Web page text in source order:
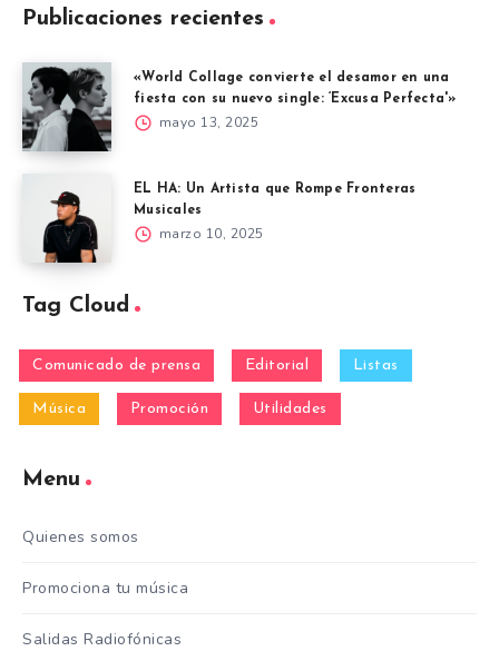
Publicaciones recientes
«World Collage convierte el desamor en una
fiesta con su nuevo single: ‘Excusa Perfecta'»
mayo 13, 2025
EL HA: Un Artista que Rompe Fronteras
Musicales
marzo 10, 2025
Tag Cloud
Comunicado de prensa Editorial Listas
Música Promoción Utilidades
Menu
Quienes somos
Promociona tu música
Salidas Radiofónicas